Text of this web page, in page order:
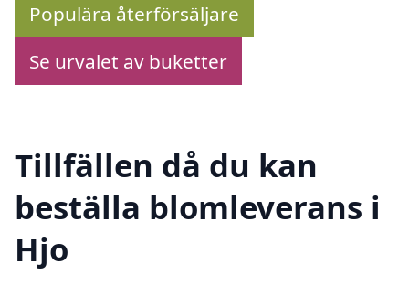
Populära återförsäljare
Se urvalet av buketter
Tillfällen då du kan
beställa blomleverans i
Hjo